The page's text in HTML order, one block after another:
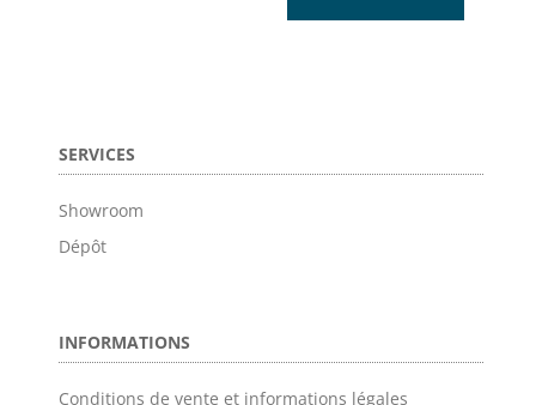
SERVICES
Showroom
Dépôt
INFORMATIONS
Conditions de vente et informations légales